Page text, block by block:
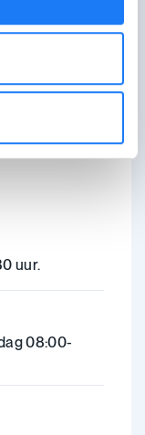
uur.
08:00-